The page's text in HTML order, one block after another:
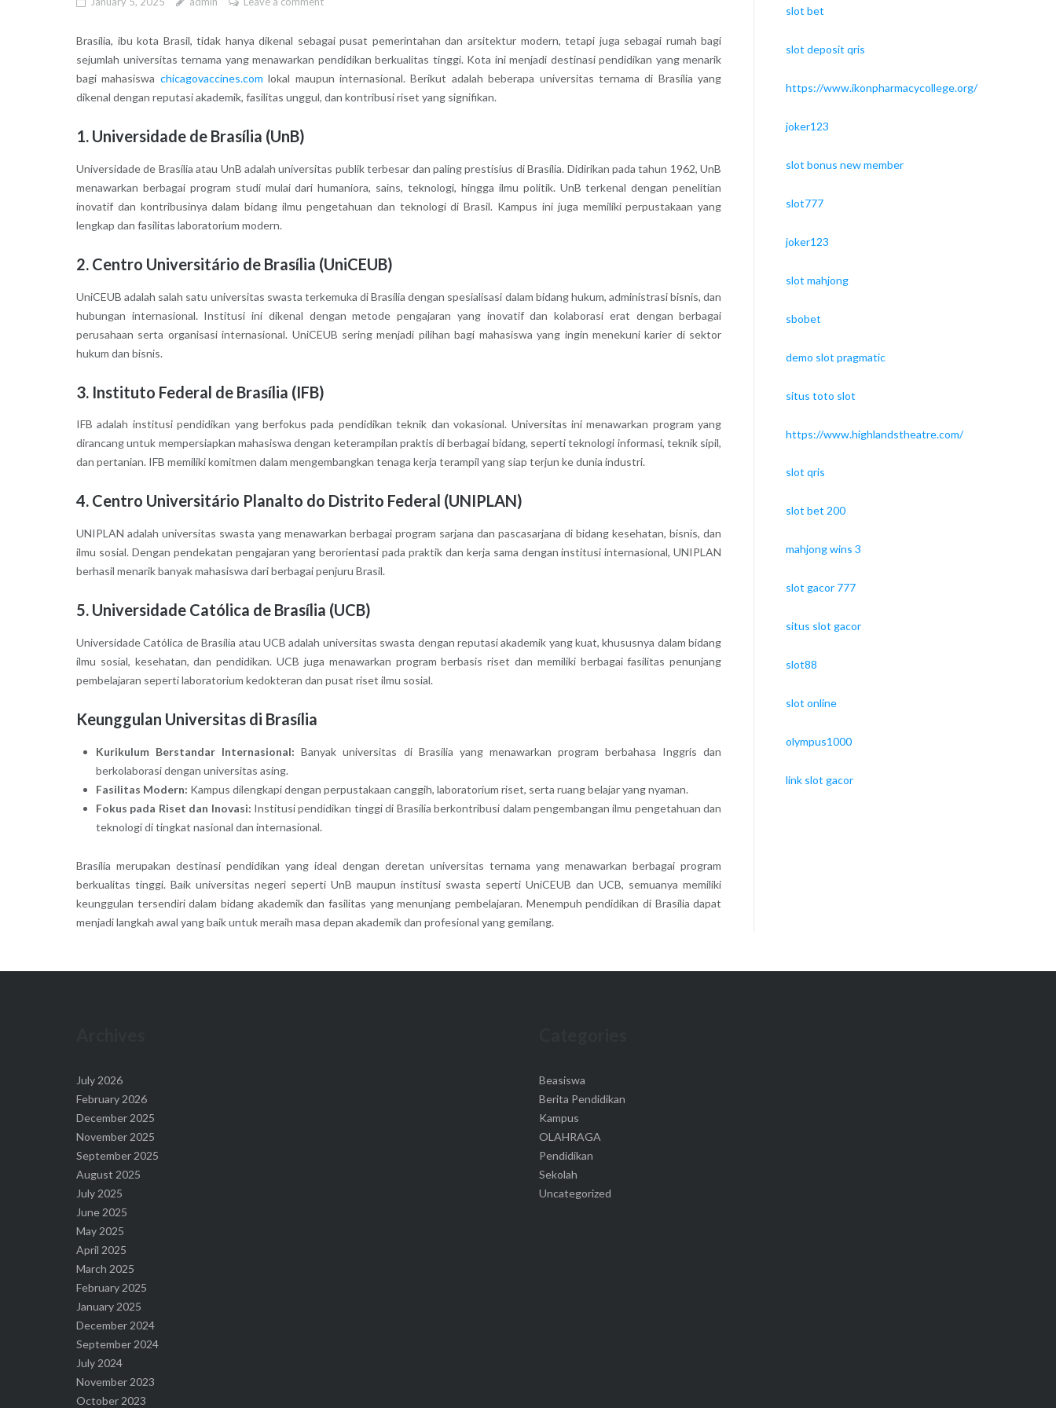
Brasília, ibu kota Brasil, tidak hanya dikenal sebagai pusat pemerintahan dan arsitektur modern, tetapi juga sebagai rumah bagi
sejumlah universitas ternama yang menawarkan pendidikan berkualitas tinggi. Kota ini menjadi destinasi pendidikan yang menarik
bagi mahasiswa chicagovaccines.com lokal maupun internasional. Berikut adalah beberapa universitas ternama di Brasília yang
dikenal dengan reputasi akademik, fasilitas unggul, dan kontribusi riset yang signifikan.
1. Universidade de Brasília (UnB)
Universidade de Brasília atau UnB adalah universitas publik terbesar dan paling prestisius di Brasília. Didirikan pada tahun 1962, UnB
menawarkan berbagai program studi mulai dari humaniora, sains, teknologi, hingga ilmu politik. UnB terkenal dengan penelitian
inovatif dan kontribusinya dalam bidang ilmu pengetahuan dan teknologi di Brasil. Kampus ini juga memiliki perpustakaan yang
lengkap dan fasilitas laboratorium modern.
2. Centro Universitário de Brasília (UniCEUB)
UniCEUB adalah salah satu universitas swasta terkemuka di Brasília dengan spesialisasi dalam bidang hukum, administrasi bisnis, dan
hubungan internasional. Institusi ini dikenal dengan metode pengajaran yang inovatif dan kolaborasi erat dengan berbagai
perusahaan serta organisasi internasional. UniCEUB sering menjadi pilihan bagi mahasiswa yang ingin menekuni karier di sektor
hukum dan bisnis.
3. Instituto Federal de Brasília (IFB)
IFB adalah institusi pendidikan yang berfokus pada pendidikan teknik dan vokasional. Universitas ini menawarkan program yang
dirancang untuk mempersiapkan mahasiswa dengan keterampilan praktis di berbagai bidang, seperti teknologi informasi, teknik sipil,
dan pertanian. IFB memiliki komitmen dalam mengembangkan tenaga kerja terampil yang siap terjun ke dunia industri.
4. Centro Universitário Planalto do Distrito Federal (UNIPLAN)
UNIPLAN adalah universitas swasta yang menawarkan berbagai program sarjana dan pascasarjana di bidang kesehatan, bisnis, dan
ilmu sosial. Dengan pendekatan pengajaran yang berorientasi pada praktik dan kerja sama dengan institusi internasional, UNIPLAN
berhasil menarik banyak mahasiswa dari berbagai penjuru Brasil.
5. Universidade Católica de Brasília (UCB)
Universidade Católica de Brasília atau UCB adalah universitas swasta dengan reputasi akademik yang kuat, khususnya dalam bidang
ilmu sosial, kesehatan, dan pendidikan. UCB juga menawarkan program berbasis riset dan memiliki berbagai fasilitas penunjang
pembelajaran seperti laboratorium kedokteran dan pusat riset ilmu sosial.
Keunggulan Universitas di Brasília
Kurikulum Berstandar Internasional: Banyak universitas di Brasília yang menawarkan program berbahasa Inggris dan
berkolaborasi dengan universitas asing.
Fasilitas Modern: Kampus dilengkapi dengan perpustakaan canggih, laboratorium riset, serta ruang belajar yang nyaman.
Fokus pada Riset dan Inovasi: Institusi pendidikan tinggi di Brasília berkontribusi dalam pengembangan ilmu pengetahuan dan
teknologi di tingkat nasional dan internasional.
Brasília merupakan destinasi pendidikan yang ideal dengan deretan universitas ternama yang menawarkan berbagai program
berkualitas tinggi. Baik universitas negeri seperti UnB maupun institusi swasta seperti UniCEUB dan UCB, semuanya memiliki
keunggulan tersendiri dalam bidang akademik dan fasilitas yang menunjang pembelajaran. Menempuh pendidikan di Brasília dapat
menjadi langkah awal yang baik untuk meraih masa depan akademik dan profesional yang gemilang.
slot bet
slot deposit qris
https://www.ikonpharmacycollege.org/
joker123
slot bonus new member
slot777
joker123
slot mahjong
sbobet
demo slot pragmatic
situs toto slot
https://www.highlandstheatre.com/
slot qris
slot bet 200
mahjong wins 3
slot gacor 777
situs slot gacor
slot88
slot online
olympus1000
link slot gacor
July 2026
February 2026
December 2025
November 2025
September 2025
August 2025
July 2025
June 2025
May 2025
April 2025
March 2025
February 2025
January 2025
December 2024
September 2024
July 2024
November 2023
October 2023
Beasiswa
Berita Pendidikan
Kampus
OLAHRAGA
Pendidikan
Sekolah
Uncategorized